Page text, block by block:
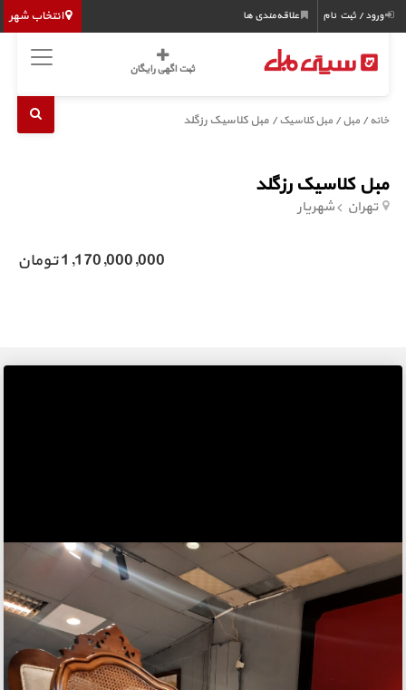
انتخاب شهر ورود / ثبت نام علاقه‌مندی ها
ثبت اگهی رایگان
خانه /مبل/مبل کلاسیک/ مبل کلاسیک رزگلد
مبل کلاسیک رزگلد
تهران شهریار
1,170,000,000 تومان